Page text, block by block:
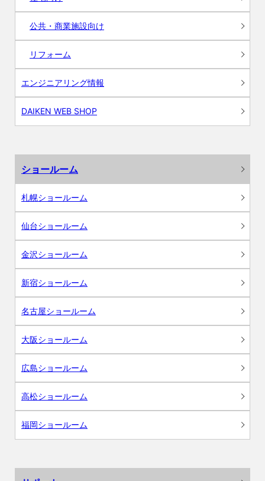
公共・商業施設向け
リフォーム
エンジニアリング情報
DAIKEN WEB SHOP
ショールーム
札幌ショールーム
仙台ショールーム
金沢ショールーム
新宿ショールーム
名古屋ショールーム
大阪ショールーム
広島ショールーム
高松ショールーム
福岡ショールーム